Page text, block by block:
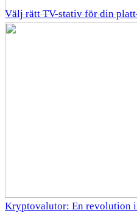
Välj rätt TV-stativ för din
Kryptovalutor: En revolution